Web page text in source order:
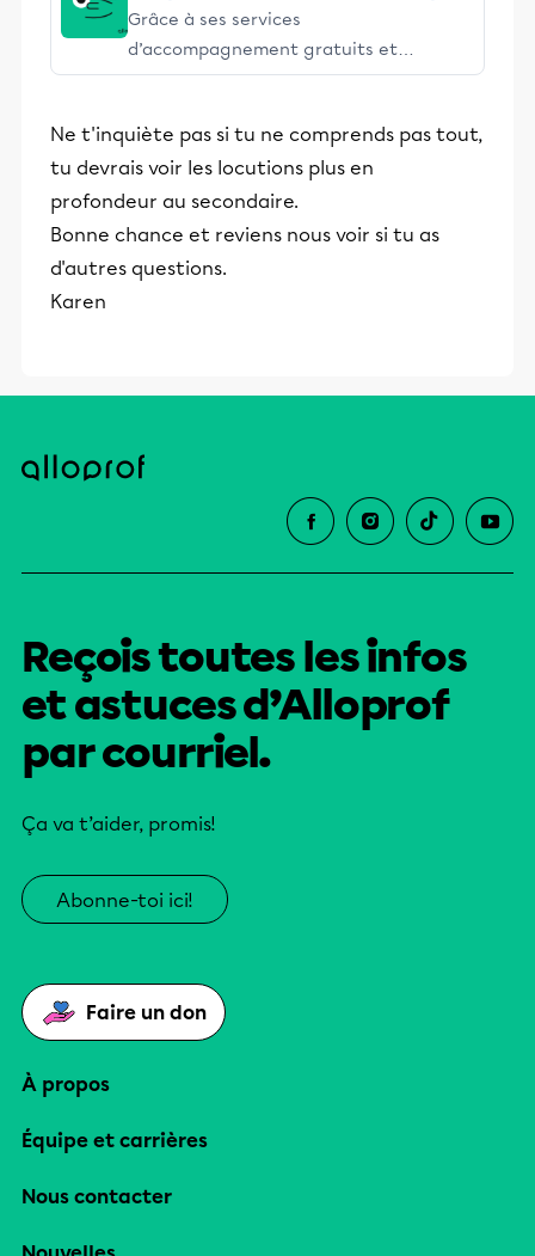
Grâce à ses services
d’accompagnement gratuits et
stimulants, Alloprof engage les élèves
éducative.
Ne t'inquiète pas si tu ne comprends pas tout,
tu devrais voir les locutions plus en
profondeur au secondaire.
Bonne chance et reviens nous voir si tu as
d'autres questions.
Karen
Reçois toutes les infos
et astuces d’Alloprof
par courriel.
Ça va t’aider, promis!
Abonne-toi ici!
Faire un don
À propos
Équipe et carrières
Nous contacter